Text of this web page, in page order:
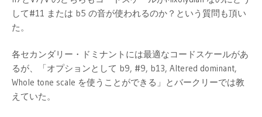
して#11 または b5 の音が使われるのか？という質問も頂い
た。
各セカンダリー・ドミナントには最適なコードスケールがあ
るが、「オプションとして b9, #9, b13, Altered dominant,
Whole tone scale を使うことができる」とバークリーでは教
えていた。